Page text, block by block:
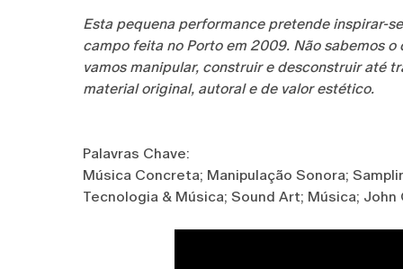
Esta pequena performance pretende inspirar-
campo feita no Porto em 2009. Não sabemos
vamos manipular, construir e desconstruir até
material original, autoral e de valor estético.
Palavras Chave:
Música Concreta; Manipulação Sonora;
Tecnologia & Música; Sound Art; Música; John